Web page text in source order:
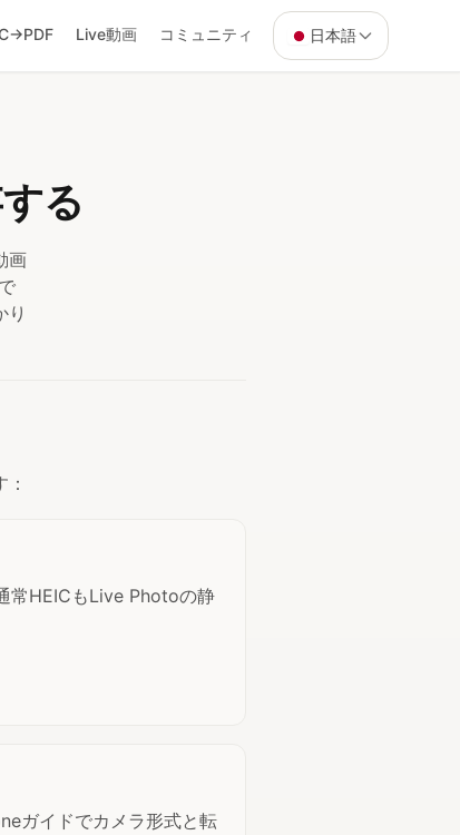
Live動画 コミュニティ 日本語
る
画
り
常HEICもLive Photoの静
ガイドでカメラ形式と転